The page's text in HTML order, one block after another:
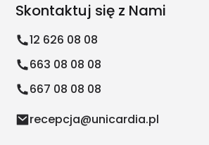
Skontaktuj się z Nami
12 626 08 08
663 08 08 08
667 08 08 08
recepcja@unicardia.pl